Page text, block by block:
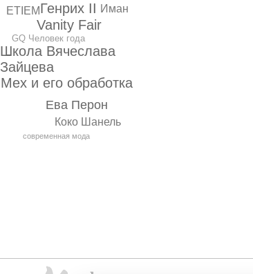
Генрих II
Vanity Fair
Школа Вячеслава
Зайцева
Мех и его обработка
Ева Перон
Иман
ETIEM
Коко Шанель
GQ Человек года
современная мода